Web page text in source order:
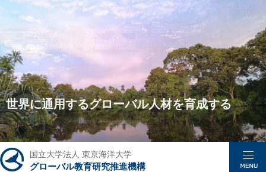
国際教養を身につけたスペシャリストを育成す
る
国立大学法人 東京海洋大学
グローバル教育研究推進機構